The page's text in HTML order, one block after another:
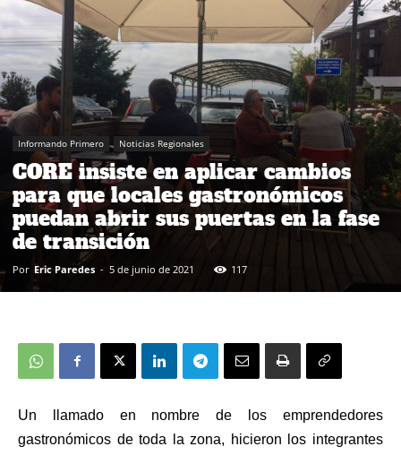
Informando Primero Noticias Regionales
CORE insiste en aplicar cambios
para que locales gastronómicos
puedan abrir sus puertas en la fase
de transición
Por Eric Paredes - 5 de junio de 2021 117
Un llamado en nombre de los emprendedores
gastronómicos de toda la zona, hicieron los integrantes